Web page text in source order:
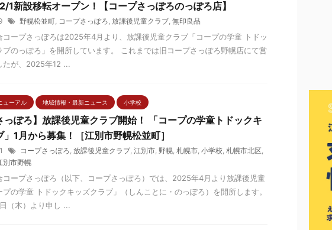
1新設移転オープン！【コープさっぽろのっぽろ店】
野幌松並町, コープさっぽろ, 放課後児童クラブ, 無印良品
コープさっぽろは2025年4月より、放課後児童クラブ「コープの学童 トドッ
ブのっぽろ」を開所しています。 これまでは旧コープさっぽろ野幌店にて営
たが、2025年12 ...
ューアル 地域情報・最新ニュース 小学校
っぽろ】放課後児童クラブ開始！ 「コープの学童トドックキ
」1月から募集！［江別市野幌松並町］
コープさっぽろ, 放課後児童クラブ, 江別市, 野幌, 札幌市, 小学校, 札幌市北区,
別市野幌
コープさっぽろ（以下、コープさっぽろ）では、2025年4月より放課後児童
プの学童 トドックキッズクラブ」（しんことに・のっぽろ）を開所します。
（木）より申し ...